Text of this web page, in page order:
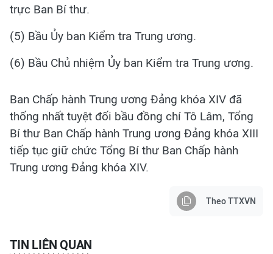
trực Ban Bí thư.
(5) Bầu Ủy ban Kiểm tra Trung ương.
(6) Bầu Chủ nhiệm Ủy ban Kiểm tra Trung ương.
Ban Chấp hành Trung ương Đảng khóa XIV đã
thống nhất tuyệt đối bầu đồng chí Tô Lâm, Tổng
Bí thư Ban Chấp hành Trung ương Đảng khóa XIII
tiếp tục giữ chức Tổng Bí thư Ban Chấp hành
Trung ương Đảng khóa XIV.
Theo TTXVN
TIN LIÊN QUAN